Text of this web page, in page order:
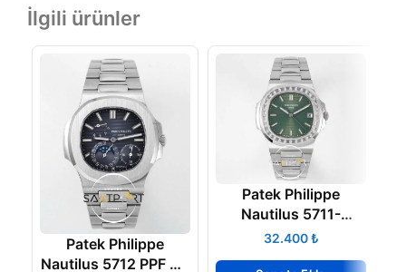
İlgili ürünler
Patek Philippe
Nautilus 5712 PPF V3
Patek Philippe
Nautilus 5711-
1300A-001 Green
₺